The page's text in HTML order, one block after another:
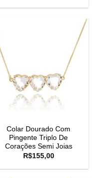
Colar Dourado Com
Pingente Triplo De
Corações Semi Joias
R$155,00